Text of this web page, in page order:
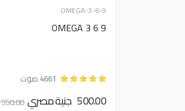
OMEGA-3-6-9
OMEGA 3 6 9
4661 صوت
500.00 جنية مصري 550.00 جنية